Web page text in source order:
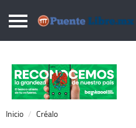
Puentelibre.mx
Local
Nacional
Opinión
Inicio Créalo